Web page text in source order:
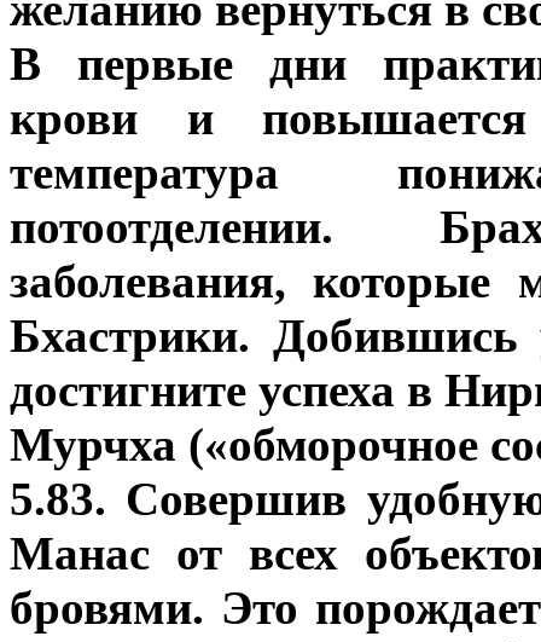
В первые дни
крови и повышается
температура
потоотделении.
заболевания,
Бхастрики.
достигните успеха в
Мурчха («обморочное
5.83. Совершив
Манас от всех
бровями. Это